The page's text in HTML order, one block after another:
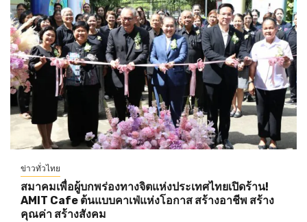
ข่าวทั่วไทย
สมาคมเพื่อผู้บกพร่องทางจิตแห่งประเทศไทยเปิดร้าน!
AMIT Cafe ต้นแบบคาเฟ่แห่งโอกาส สร้างอาชีพ สร้าง
คุณค่า สร้างสังคม